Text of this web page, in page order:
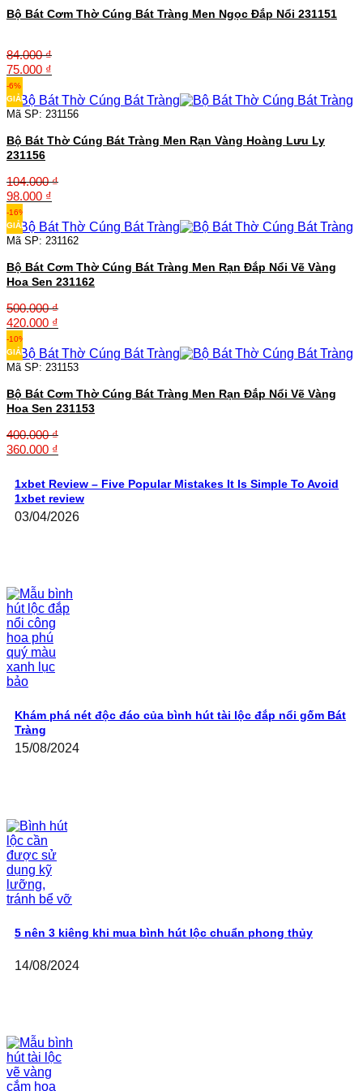
Bộ Bát Cơm Thờ Cúng Bát Tràng Men Ngọc Đắp Nổi 231151
84.000₫
Giá
gốc
là:
84.000 ₫.
75.000 ₫
tại
là:
-6%
GIẢM
Mã SP: 231156
Bộ Bát Thờ Cúng Bát Tràng Men Rạn Vàng Hoàng Lưu Ly
231156
104.000₫
Giá
gốc
là:
104.000 ₫.
98.000 ₫
tại
là:
-16%
GIẢM
Mã SP: 231162
Bộ Bát Cơm Thờ Cúng Bát Tràng Men Rạn Đắp Nổi Vẽ Vàng
Hoa Sen 231162
500.000₫
Giá
gốc
là:
500.000 ₫.
420.000 ₫
tại
là:
-10%
GIẢM
Mã SP: 231153
Bộ Bát Cơm Thờ Cúng Bát Tràng Men Rạn Đắp Nổi Vẽ Vàng
Hoa Sen 231153
400.000₫
Giá
là:
400.000 ₫.
360.000 ₫
tại
là:
360.000 ₫.
1xbet Review – Five Popular Mistakes It Is Simple To Avoid
1xbet review
03/04/2026
Khám phá nét độc đáo của bình hút tài lộc đắp nổi gốm Bát
Tràng
15/08/2024
5 nên 3 kiêng khi mua bình hút lộc chuẩn phong thủy
14/08/2024